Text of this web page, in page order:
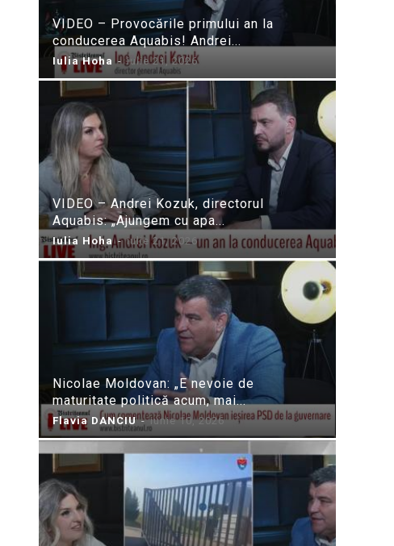
VIDEO – Provocările primului an la
conducerea Aquabis! Andrei...
Iulia Hoha - iulie 21, 2026
VIDEO – Andrei Kozuk, directorul
Aquabis: „Ajungem cu apa...
Iulia Hoha - iulie 21, 2026
Nicolae Moldovan: „E nevoie de
maturitate politică acum, mai...
Flavia DANCIU - iunie 10, 2026